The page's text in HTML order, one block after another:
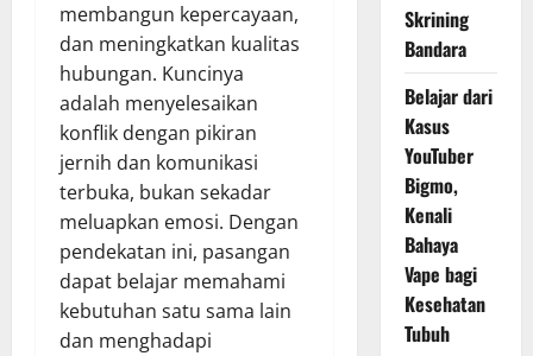
membangun kepercayaan,
dan meningkatkan kualitas
hubungan. Kuncinya
adalah menyelesaikan
konflik dengan pikiran
jernih dan komunikasi
terbuka, bukan sekadar
meluapkan emosi. Dengan
pendekatan ini, pasangan
dapat belajar memahami
kebutuhan satu sama lain
dan menghadapi
Skrining
Bandara
Belajar dari
Kasus
YouTuber
Bigmo,
Kenali
Bahaya
Vape bagi
Kesehatan
Tubuh